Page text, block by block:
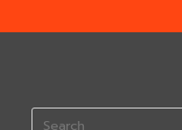
Search